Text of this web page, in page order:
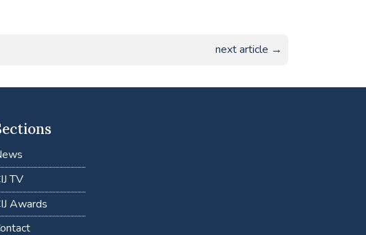
next article →
TV
Awards